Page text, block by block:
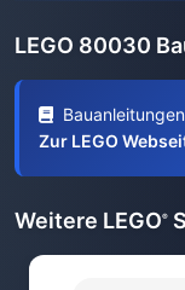
LEGO 80030
Zur LEGO
Weitere LEGO®